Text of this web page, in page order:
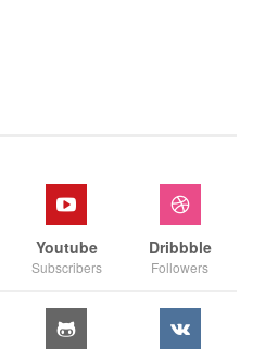
Youtube
Subscribers
Dribbble
Followers